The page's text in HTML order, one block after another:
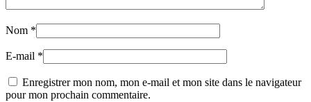
Nom *
E-mail *
Enregistrer mon nom, mon e-mail et mon site dans le navigateur
pour mon prochain commentaire.